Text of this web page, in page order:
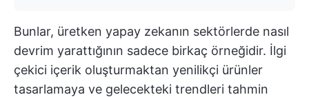
Bunlar, üretken yapay zekanın sektörlerde nasıl
devrim yarattığının sadece birkaç örneğidir. İlgi
çekici içerik oluşturmaktan yenilikçi ürünler
tasarlamaya ve gelecekteki trendleri tahmin